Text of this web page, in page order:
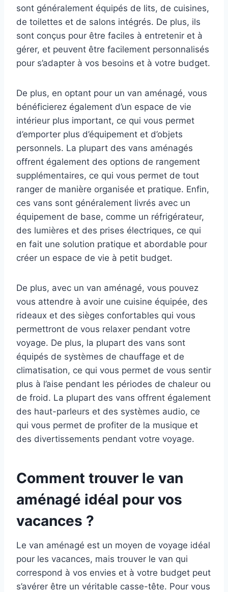
sont généralement équipés de lits, de cuisines,
de toilettes et de salons intégrés. De plus, ils
sont conçus pour être faciles à entretenir et à
gérer, et peuvent être facilement personnalisés
pour s’adapter à vos besoins et à votre budget.
De plus, en optant pour un van aménagé, vous
bénéficierez également d’un espace de vie
intérieur plus important, ce qui vous permet
d’emporter plus d’équipement et d’objets
personnels. La plupart des vans aménagés
offrent également des options de rangement
supplémentaires, ce qui vous permet de tout
ranger de manière organisée et pratique. Enfin,
ces vans sont généralement livrés avec un
équipement de base, comme un réfrigérateur,
des lumières et des prises électriques, ce qui
en fait une solution pratique et abordable pour
créer un espace de vie à petit budget.
De plus, avec un van aménagé, vous pouvez
vous attendre à avoir une cuisine équipée, des
rideaux et des sièges confortables qui vous
permettront de vous relaxer pendant votre
voyage. De plus, la plupart des vans sont
équipés de systèmes de chauffage et de
climatisation, ce qui vous permet de vous sentir
plus à l’aise pendant les périodes de chaleur ou
de froid. La plupart des vans offrent également
des haut-parleurs et des systèmes audio, ce
qui vous permet de profiter de la musique et
des divertissements pendant votre voyage.
Comment trouver le van
aménagé idéal pour vos
vacances ?
Le van aménagé est un moyen de voyage idéal
pour les vacances, mais trouver le van qui
correspond à vos envies et à votre budget peut
s’avérer être un véritable casse-tête. Pour vous